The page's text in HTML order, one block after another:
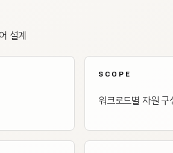
설계
SCOPE
워크로드별 자원 구